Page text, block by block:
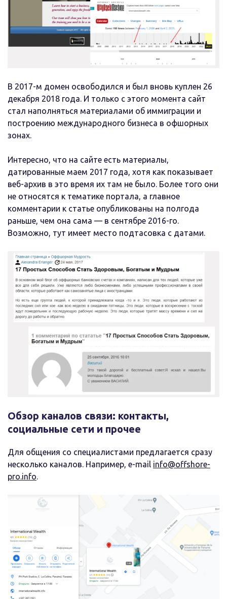
В 2017-м домен освободился и был вновь куплен 26
декабря 2018 года. И только с этого момента сайт
стал наполняться материалами об иммиграции и
построению международного бизнеса в офшорных
зонах.
Интересно, что на сайте есть материалы,
датированные маем 2017 года, хотя как показывает
веб-архив в это время их там не было. Более того они
не относятся к тематике портала, а главное
комментарии к статье опубликованы на полгода
раньше, чем она сама — в сентябре 2016-го.
Возможно, тут имеет место подтасовка с датами.
Обзор каналов связи: контакты,
социальные сети и прочее
Для общения со специалистами предлагается сразу
несколько каналов. Например, е-mail info@offshore-
pro.info.